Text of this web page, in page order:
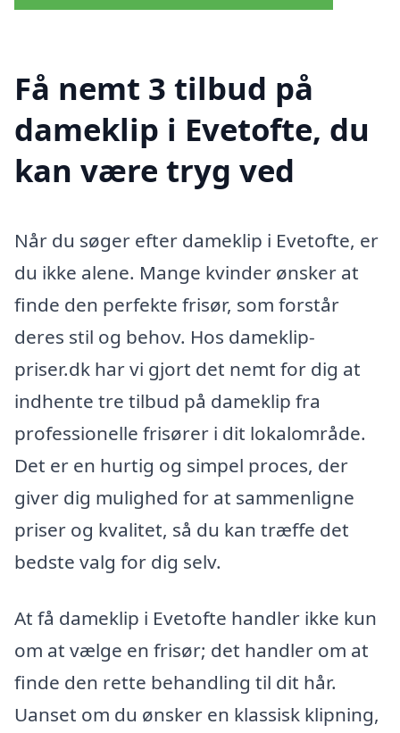
Få nemt 3 tilbud på
dameklip i Evetofte, du
kan være tryg ved
Når du søger efter dameklip i Evetofte, er
du ikke alene. Mange kvinder ønsker at
finde den perfekte frisør, som forstår
deres stil og behov. Hos dameklip-
priser.dk har vi gjort det nemt for dig at
indhente tre tilbud på dameklip fra
professionelle frisører i dit lokalområde.
Det er en hurtig og simpel proces, der
giver dig mulighed for at sammenligne
priser og kvalitet, så du kan træffe det
bedste valg for dig selv.
At få dameklip i Evetofte handler ikke kun
om at vælge en frisør; det handler om at
finde den rette behandling til dit hår.
Uanset om du ønsker en klassisk klipning,